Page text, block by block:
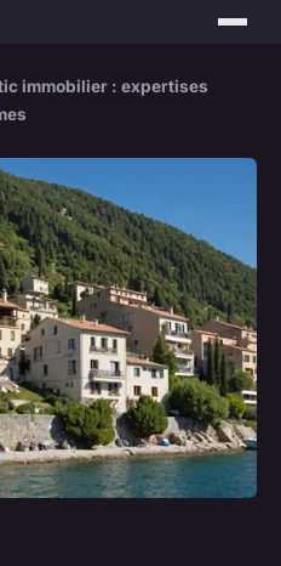
immobilier : expertises